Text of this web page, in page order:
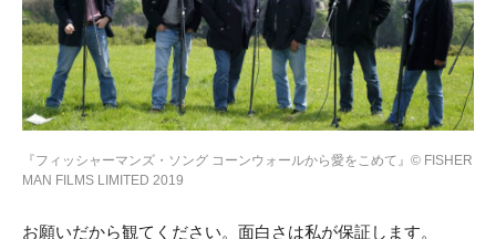
『フィッシャーマンズ・ソング コーンウォールから愛をこめて』© FISHER
MAN FILMS LIMITED 2019
お願いだから観てください。面白さは私が保証します。